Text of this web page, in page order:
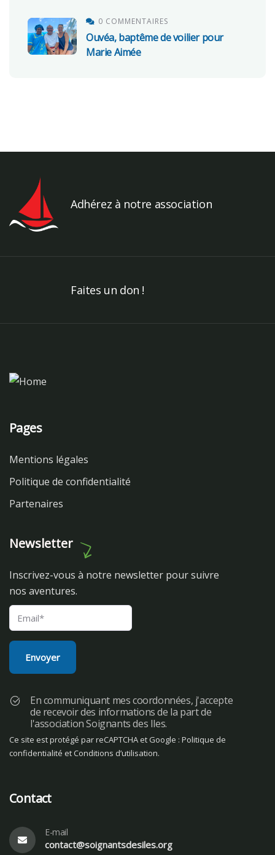
0 COMMENTAIRES
Ouvéa, baptême de voilier pour
Marie Aimée
Adhérez à notre association
Faites un don !
Pages
Mentions légales
Politique de confidentialité
Partenaires
Newsletter
Inscrivez-vous à notre newsletter pour suivre
nos aventures.
En communiquant mes coordonnées, j'accepte
de recevoir des informations de la part de
l'association Soignants des Iles.
Ce site est protégé par reCAPTCHA et Google : Politique de
confidentialité etConditions d’utilisation.
Contact
E-mail
contact@soignantsdesiles.org